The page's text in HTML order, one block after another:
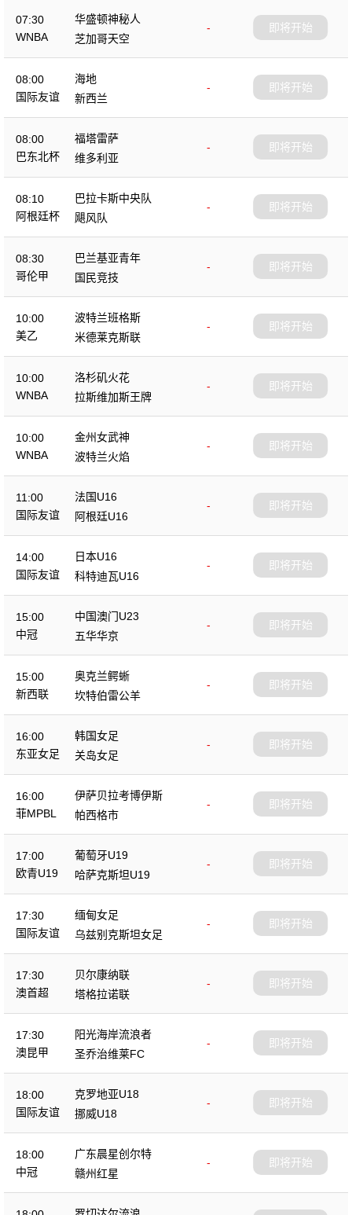
07:30
WNBA
华盛顿神秘人
-
芝加哥天空
即将开始
08:00
国际友谊
海地
-
新西兰
即将开始
08:00
巴东北杯
福塔雷萨
-
维多利亚
即将开始
08:10
阿根廷杯
巴拉卡斯中央队
-
飓风队
即将开始
08:30
哥伦甲
巴兰基亚青年
-
国民竞技
即将开始
10:00
美乙
波特兰班格斯
-
米德莱克斯联
即将开始
10:00
WNBA
洛杉矶火花
-
拉斯维加斯王牌
即将开始
10:00
WNBA
金州女武神
-
波特兰火焰
即将开始
11:00
国际友谊
法国U16
-
阿根廷U16
即将开始
14:00
国际友谊
日本U16
-
科特迪瓦U16
即将开始
15:00
中冠
中国澳门U23
-
五华华京
即将开始
15:00
新西联
奥克兰鳄蜥
-
坎特伯雷公羊
即将开始
16:00
东亚女足
韩国女足
-
关岛女足
即将开始
16:00
菲MPBL
伊萨贝拉考博伊斯
-
帕西格市
即将开始
17:00
欧青U19
葡萄牙U19
-
哈萨克斯坦U19
即将开始
17:30
国际友谊
缅甸女足
-
乌兹别克斯坦女足
即将开始
17:30
澳首超
贝尔康纳联
-
塔格拉诺联
即将开始
17:30
澳昆甲
阳光海岸流浪者
-
圣乔治维莱FC
即将开始
18:00
国际友谊
克罗地亚U18
-
挪威U18
即将开始
18:00
中冠
广东晨星创尔特
-
赣州红星
即将开始